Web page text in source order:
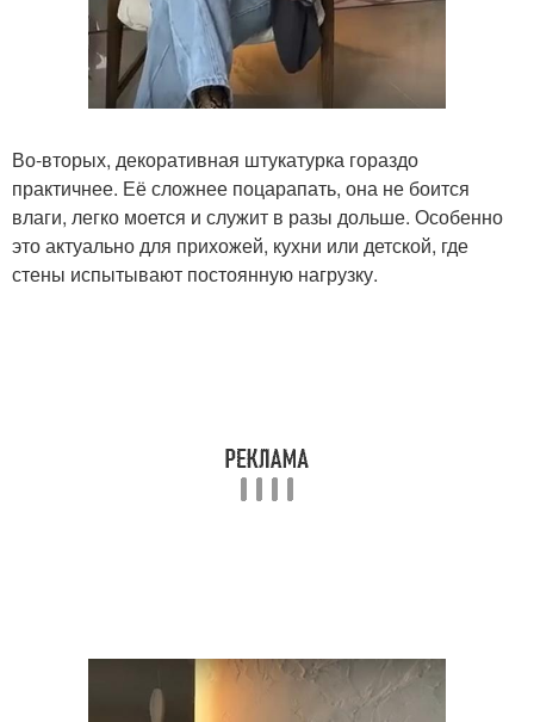
Во-вторых, декоративная штукатурка гораздо
практичнее. Её сложнее поцарапать, она не боится
влаги, легко моется и служит в разы дольше. Особенно
это актуально для прихожей, кухни или детской, где
стены испытывают постоянную нагрузку.